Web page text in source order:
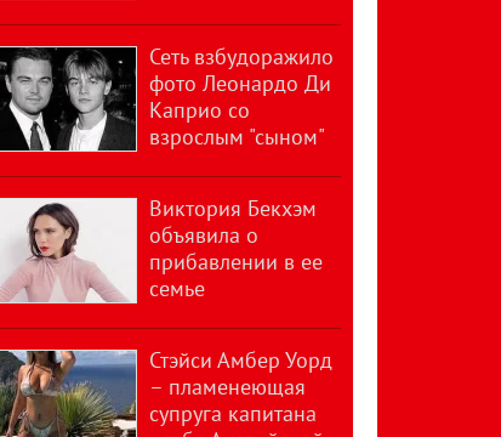
Сеть взбудоражило
фото Леонардо Ди
Каприо со
взрослым "сыном"
Виктория Бекхэм
объявила о
прибавлении в ее
семье
Стэйси Амбер Уорд
– пламенеющая
супруга капитана